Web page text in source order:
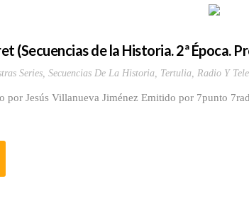
(Secuencias de la Historia. 2ª Época.
Series, Secuencias De La Historia, Tertulia, Radio Y
por Jesús Villanueva Jiménez Emitido por 7punto